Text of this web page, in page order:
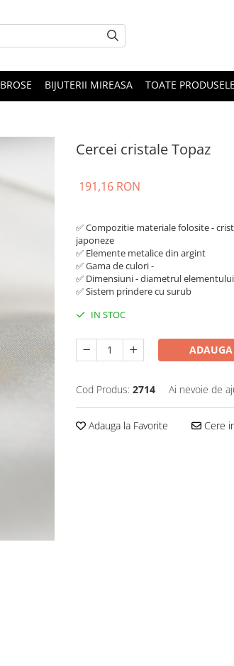
BROSE BIJUTERII MIREASA TOATE PRODUSELE
Cercei cristale Topaz
191,16 RON
✅ Compozitie materiale folosite -
japoneze
✅ Elemente metalice din argint
✅ Gama de culori -
✅ Dimensiuni - diametrul
✅ Sistem prindere cu surub
IN STOC
Cod Produs: 2714 Ai nevoie de
Adauga la Favorite Cere